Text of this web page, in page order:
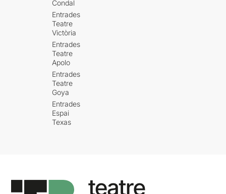
Condal
Entrades
Teatre
Victòria
Entrades
Teatre
Apolo
Entrades
Teatre
Goya
Entrades
Espai
Texas